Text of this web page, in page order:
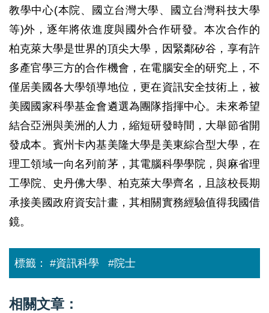
教學中心(本院、國立台灣大學、國立台灣科技大學
等)外，逐年將依進度與國外合作研發。本次合作的
柏克萊大學是世界的頂尖大學，因緊鄰矽谷，享有許
多產官學三方的合作機會，在電腦安全的研究上，不
僅居美國各大學領導地位，更在資訊安全技術上，被
美國國家科學基金會遴選為團隊指揮中心。未來希望
結合亞洲與美洲的人力，縮短研發時間，大舉節省開
發成本。賓州卡內基美隆大學是美東綜合型大學，在
理工領域一向名列前茅，其電腦科學學院，與麻省理
工學院、史丹佛大學、柏克萊大學齊名，且該校長期
承接美國政府資安計畫，其相關實務經驗值得我國借
鏡。
標籤： #資訊科學 #院士
相關文章：